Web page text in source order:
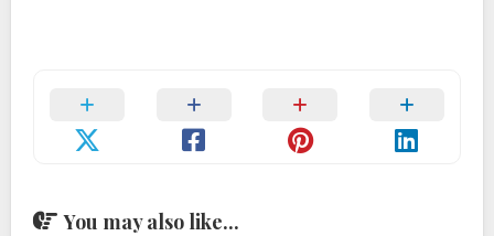
You may also like...